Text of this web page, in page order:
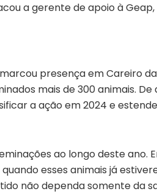
a gerente de apoio à Geap,
presença em Careiro
mais de 300 animais.
a ação em 2024 e
ao longo deste ano.
esses animais já
não dependa somente da